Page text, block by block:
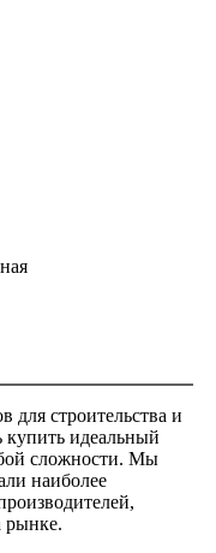
для строительства и
купить идеальный
сложности. Мы
наиболее
рынке.